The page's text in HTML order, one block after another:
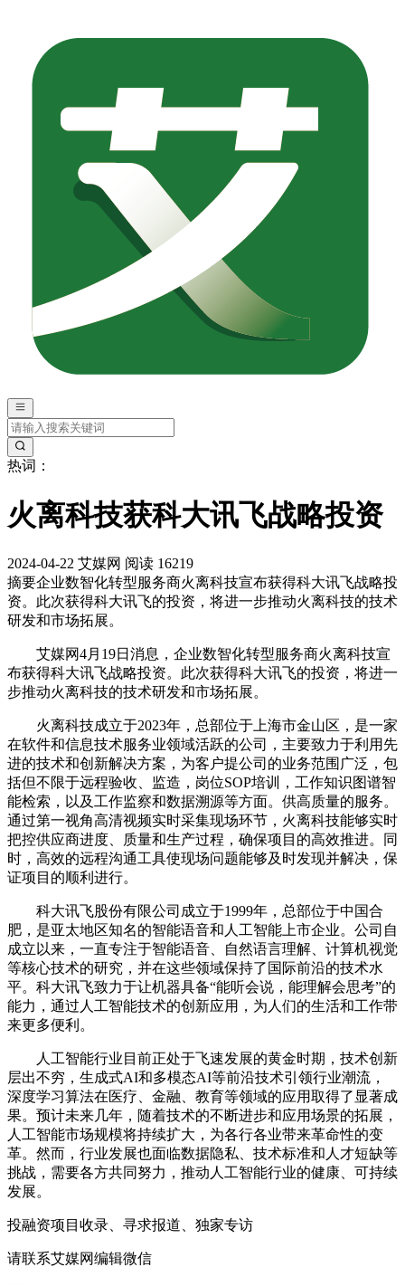
热词：
火离科技获科大讯飞战略投资
2024-04-22 艾媒网 阅读 16219
摘要企业数智化转型服务商火离科技宣布获得科大讯飞战略投
资。此次获得科大讯飞的投资，将进一步推动火离科技的技术
研发和市场拓展。
艾媒网4月19日消息，企业数智化转型服务商火离科技宣
布获得科大讯飞战略投资。此次获得科大讯飞的投资，将进一
步推动火离科技的技术研发和市场拓展。
火离科技成立于2023年，总部位于上海市金山区，是一家
在软件和信息技术服务业领域活跃的公司，主要致力于利用先
进的技术和创新解决方案，为客户提公司的业务范围广泛，包
括但不限于远程验收、监造，岗位SOP培训，工作知识图谱智
能检索，以及工作监察和数据溯源等方面。供高质量的服务。
通过第一视角高清视频实时采集现场环节，火离科技能够实时
把控供应商进度、质量和生产过程，确保项目的高效推进。同
时，高效的远程沟通工具使现场问题能够及时发现并解决，保
证项目的顺利进行。
科大讯飞股份有限公司成立于1999年，总部位于中国合
肥，是亚太地区知名的智能语音和人工智能上市企业。公司自
成立以来，一直专注于智能语音、自然语言理解、计算机视觉
等核心技术的研究，并在这些领域保持了国际前沿的技术水
平。科大讯飞致力于让机器具备“能听会说，能理解会思考”的
能力，通过人工智能技术的创新应用，为人们的生活和工作带
来更多便利。
人工智能行业目前正处于飞速发展的黄金时期，技术创新
层出不穷，生成式AI和多模态AI等前沿技术引领行业潮流，
深度学习算法在医疗、金融、教育等领域的应用取得了显著成
果。预计未来几年，随着技术的不断进步和应用场景的拓展，
人工智能市场规模将持续扩大，为各行各业带来革命性的变
革。然而，行业发展也面临数据隐私、技术标准和人才短缺等
挑战，需要各方共同努力，推动人工智能行业的健康、可持续
发展。
投融资项目收录、寻求报道、独家专访
请联系艾媒网编辑微信